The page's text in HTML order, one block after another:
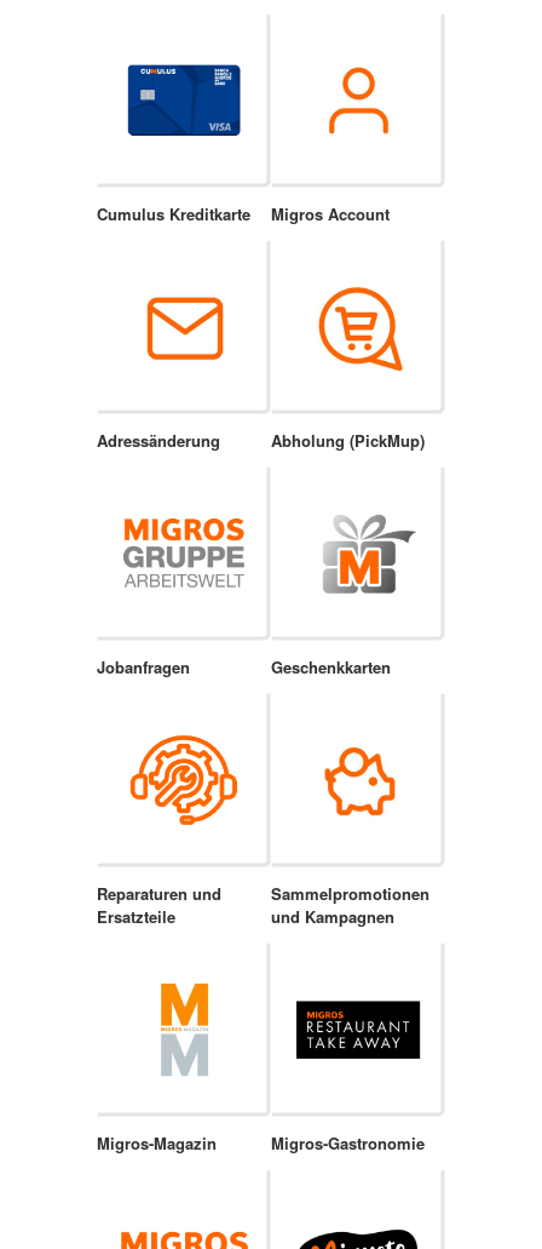
Cumulus Kreditkarte Migros Account
Adressänderung Abholung (PickMup)
Jobanfragen Geschenkkarten
Reparaturen und
Ersatzteile
Sammelpromotionen
und Kampagnen
Migros-Magazin Migros-Gastronomie